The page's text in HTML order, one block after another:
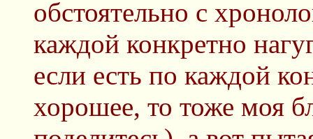
обстоятельно с
каждой конкретно
если есть по каждой
хорошее, то тоже моя